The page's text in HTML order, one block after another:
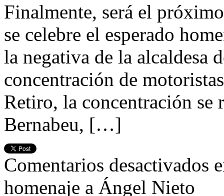
Finalmente, será el
se celebre el esperado
la negativa de la alcaldesa
concentración de
Retiro, la concentración se
Bernabeu, […]
Comentarios desactivados
homenaje a Ángel Nieto